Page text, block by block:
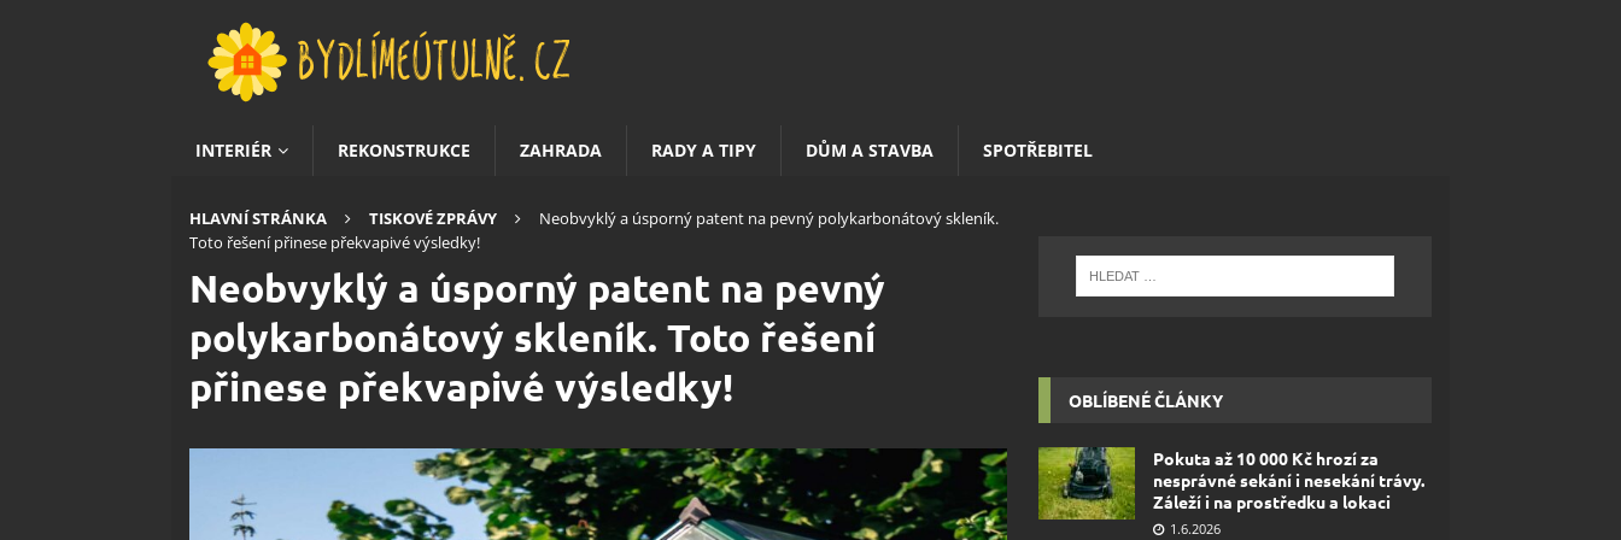
INTERIÉR REKONSTRUKCE ZAHRADA RADY A TIPY DŮM A STAVBA SPOTŘEBITEL
HLAVNÍ STRÁNKA TISKOVÉ ZPRÁVY
Neobvyklý a úsporný patent na pevný polykarbonátový skleník.
Toto řešení přinese překvapivé výsledky!
Neobvyklý a úsporný patent na pevný
polykarbonátový skleník. Toto řešení
přinese překvapivé výsledky!
OBLÍBENÉ ČLÁNKY
Pokuta až 10 000 Kč hrozí za
nesprávné sekání i nesekání trávy.
Záleží i na prostředku a lokaci
1.6.2026